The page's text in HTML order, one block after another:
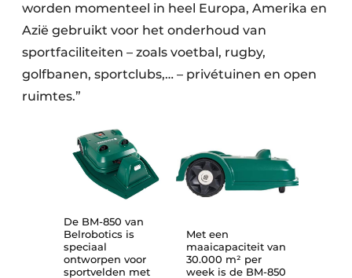
worden momenteel in heel Europa, Amerika en
Azië gebruikt voor het onderhoud van
sportfaciliteiten – zoals voetbal, rugby,
golfbanen, sportclubs,… – privétuinen en open
ruimtes.”
De BM-850 van
Belrobotics is
speciaal
ontworpen voor
sportvelden met
Met een
maaicapaciteit van
30.000 m² per
week is de BM-850